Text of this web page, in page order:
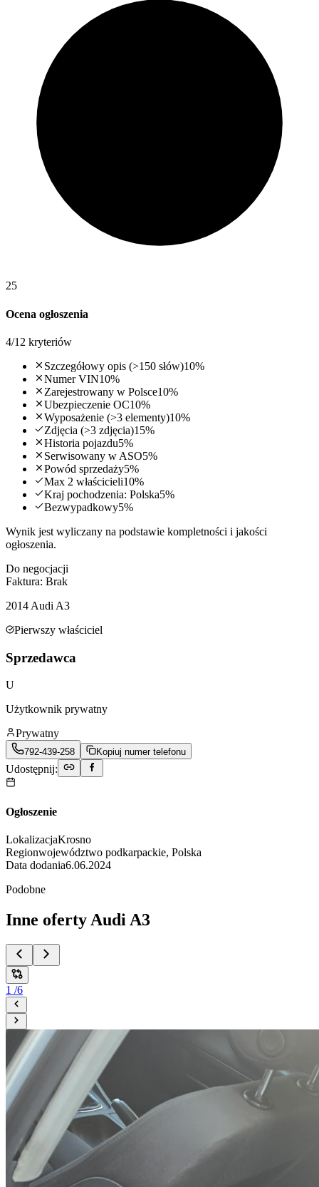
25
Ocena ogłoszenia
4/12 kryteriów
Szczegółowy opis (>150 słów)10%
Numer VIN10%
Zarejestrowany w Polsce10%
Ubezpieczenie OC10%
Wyposażenie (>3 elementy)10%
Zdjęcia (>3 zdjęcia)15%
Historia pojazdu5%
Serwisowany w ASO5%
Powód sprzedaży5%
Max 2 właścicieli10%
Kraj pochodzenia: Polska5%
Bezwypadkowy5%
Wynik jest wyliczany na podstawie kompletności i jakości
ogłoszenia.
Do negocjacji
Faktura: Brak
2014 Audi A3
Pierwszy właściciel
Sprzedawca
U
Użytkownik prywatny
Prywatny
792-439-258 Kopiuj numer telefonu
Udostępnij:
Ogłoszenie
LokalizacjaKrosno
Regionwojewództwo podkarpackie, Polska
Data dodania6.06.2024
Podobne
Inne oferty Audi A3
1 /6